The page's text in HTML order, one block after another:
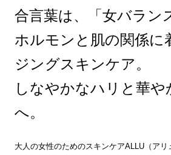
合言葉は、「女バラン
ホルモンと肌の関係に
ジングスキンケア。
しなやかなハリと華や
へ。
大人の女性のためのスキンケアALLU（アリ